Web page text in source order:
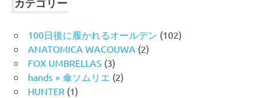
カテゴリー
100日後に履かれるオールデン (102)
ANATOMICA WACOUWA (2)
FOX UMBRELLAS (3)
hands × 傘ソムリエ (2)
HUNTER (1)